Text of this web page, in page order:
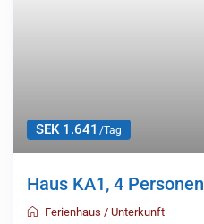
SEK 1.641 /Tag
Haus KA1, 4 Personen
Ferienhaus /Unterkunft